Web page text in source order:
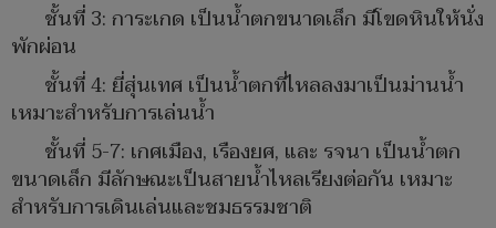
ชั้นที่ 3: การะเกด เป็นน้ำตกขนาดเล็ก มีโขดหินให้นั่ง
พักผ่อน
ชั้นที่ 4: ยี่สุ่นเทศ เป็นน้ำตกที่ไหลลงมาเป็นม่านน้ำ
เหมาะสำหรับการเล่นน้ำ
ชั้นที่ 5-7: เกศเมือง, เรืองยศ, และ รจนา เป็นน้ำตก
ขนาดเล็ก มีลักษณะเป็นสายน้ำไหลเรียงต่อกัน เหมาะ
สำหรับการเดินเล่นและชมธรรมชาติ